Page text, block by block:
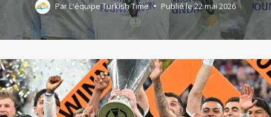
Par L'équipe Turkish Time Publié le22 mai 2026